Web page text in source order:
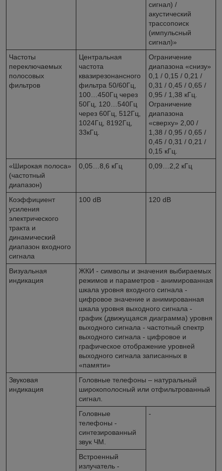
сигнал) /
акустический
трассопоиск
(импульсный
сигнал)»
Частоты
переключаемых
полосовых
фильтров
Центральная
частота
квазирезонансного
фильтра 50/60Гц,
100…450Гц через
50Гц, 120…540Гц
через 60Гц, 512Гц,
1024Гц, 8192Гц,
33кГц.
Ограничение
диапазона «снизу»
0,1 / 0,15 / 0,21 /
0,31 / 0,45 / 0,65 /
0,95 / 1,38 кГц.
Ограничение
диапазона
«сверху» 2,00 /
1,38 / 0,95 / 0,65 /
0,45 / 0,31 / 0,21 /
0,15 кГц.
«Широкая полоса»
(частотный
диапазон)
0,05…8,6 кГц 0,09…2,2 кГц
Коэффициент
усиления
электрического
тракта и
динамический
диапазон входного
сигнала
100 dB 120 dB
Визуальная
индикация
ЖКИ - символы и значения выбираемых
режимов и параметров - анимированная
шкала уровня входного сигнала -
цифровое значение и анимированная
шкала уровня выходного сигнала -
график (движущаяся диаграмма) уровня
выходного сигнала - частотный спектр
выходного сигнала - цифровое и
графическое отображение уровней
выходного сигнала записанных в
«памяти»
Звуковая
индикация
Головные телефоны – натуральный
широкополосный или отфильтрованный
сигнал.
Головные
телефоны -
синтезированный
звук ЧМ.
-
Встроенный
излучатель -